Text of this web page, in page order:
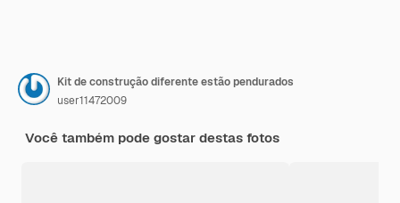
Kit de construção diferente estão pendurados
user11472009
Você também pode gostar destas fotos